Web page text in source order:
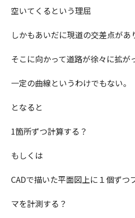
空いてくるという理屈
しかもあいだに現道の交差点があ
そこに向かって道路が徐々に拡が
一定の曲線というわけでもない。
となると
1箇所ずつ計算する？
もしくは
CADで描いた平面図上に１個ずつ
マを計測する？